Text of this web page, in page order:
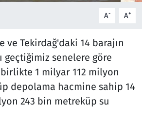
A- A+
ve Tekirdağ'daki 14 barajın
geçtiğimiz senelere göre
1 milyar 112 milyon
depolama hacmine sahip 14
243 bin metreküp su